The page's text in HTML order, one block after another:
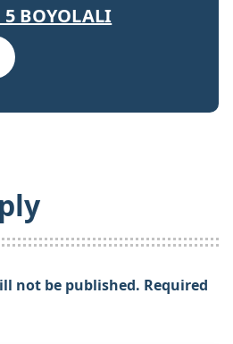
BOYOLALI
not be published. Required